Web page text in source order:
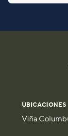
UBICACIONES
Viña